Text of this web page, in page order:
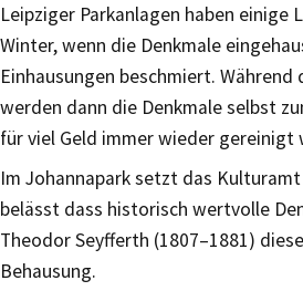
Leipziger Parkanlagen haben einige
Winter, wenn die Denkmale
Einhausungen beschmiert.
werden dann die Denkmale selbst
für viel Geld immer wieder gereinigt
Im Johannapark setzt das
belässt dass historisch wertvolle
Theodor Seyfferth (1807–1881)
Behausung.